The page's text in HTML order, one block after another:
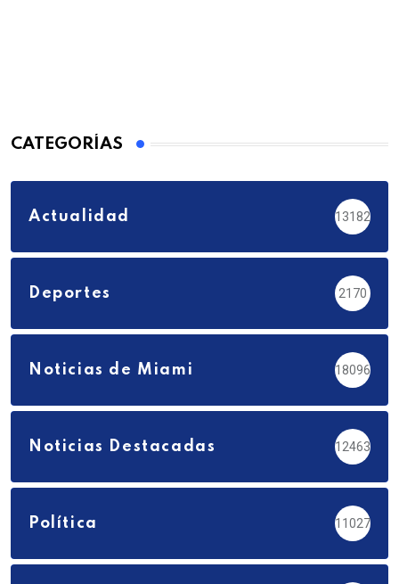
CATEGORÍAS
Actualidad 13182
Deportes 2170
Noticias de Miami 18096
Noticias Destacadas 12463
Política 11027